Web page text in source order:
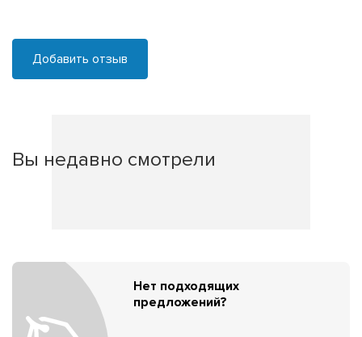
Добавить отзыв
Вы недавно смотрели
Нет подходящих
предложений?